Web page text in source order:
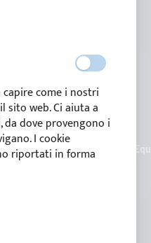
Nettuno Marine
come i nostri
web. Ci aiuta a
dove provengono i
I cookie
riportati in forma